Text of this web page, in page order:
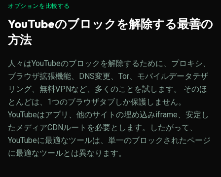
オプションを比較する
YouTubeのブロックを解除する最善の
方法
人々はYouTubeのブロックを解除するために、プロキシ、
ブラウザ拡張機能、DNS変更、Tor、モバイルデータテザ
リング、無料VPNなど、多くのことを試します。 そのほ
とんどは、1つのブラウザタブしか保護しません。
YouTubeはアプリ、他のサイトの埋め込みiframe、安定し
たメディアCDNルートを必要とします。したがって、
YouTubeに最適なツールは、単一のブロックされたページ
に最適なツールとは異なります。